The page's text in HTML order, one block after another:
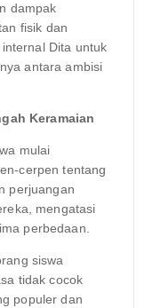
dampak
fisik dan
Dita untuk
antara ambisi
Keramaian
mulai
cerpen tentang
perjuangan
mengatasi
perbedaan.
siswa
tidak cocok
populer dan